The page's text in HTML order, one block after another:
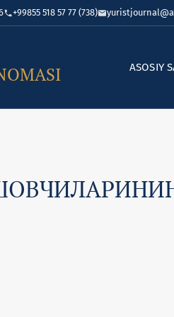
+99855 518 57 77 (738)
ASOSIY